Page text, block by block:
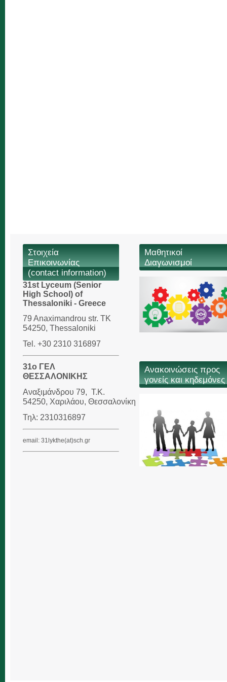
Στοιχεία
Επικοινωνίας
(contact information)
31st Lyceum (Senior
High School) of
Thessaloniki - Greece
79 Anaximandrou str. TK
54250, Thessaloniki
Tel. +30 2310 316897
31ο ΓΕΛ
ΘΕΣΣΑΛΟΝΙΚΗΣ
Αναξιμάνδρου 79, Τ.Κ.
54250, Χαριλάου, Θεσσαλονίκη
Τηλ: 2310316897
email: 31lykthe(at)sch.gr
Μαθητικοί
Διαγωνισμοί
Ανακοινώσεις προς
γονείς και κηδεμόνες